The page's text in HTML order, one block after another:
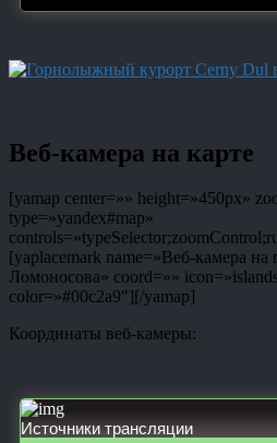
Веб-камера на карте
[yamap center=»» height=»450px»
type=»yandex#map»
[yaplacemark name=»Веб-камера на
Ломоносова» coord=»»
color=»#00c2a9″][/yamap]
Координаты веб-камеры:
Источники трансляции